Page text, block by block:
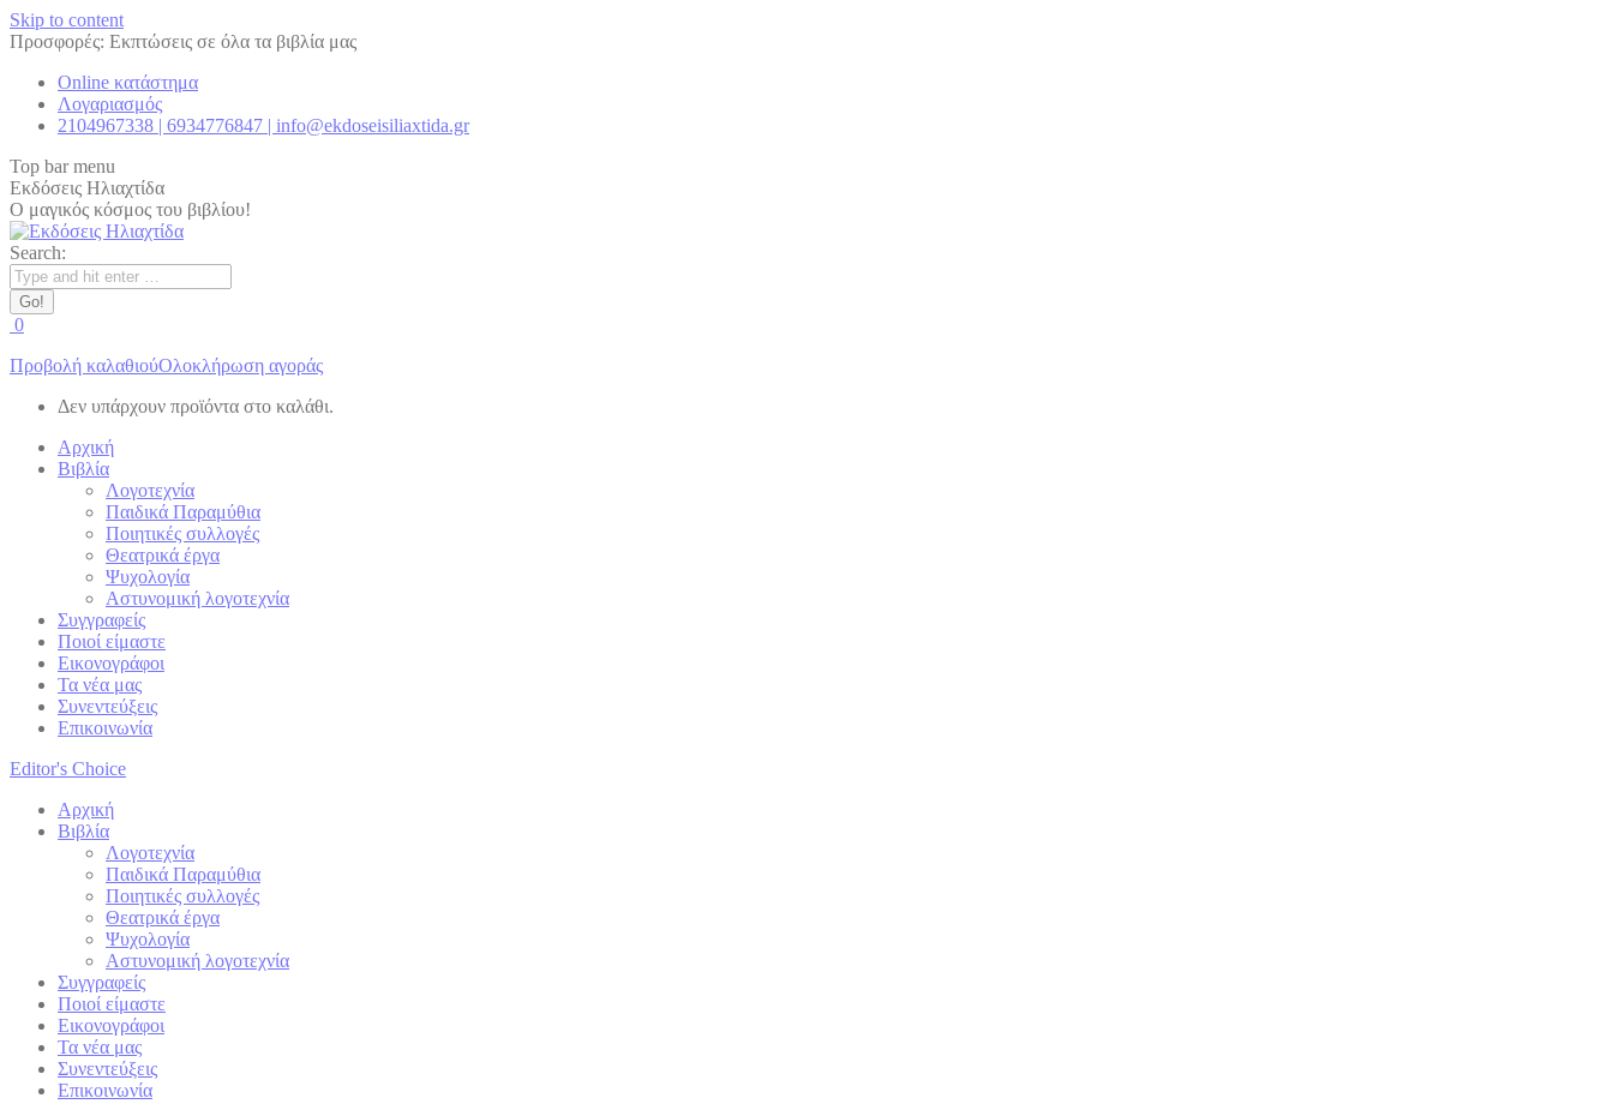
Skip to content
Προσφορές: Εκπτώσεις σε όλα τα βιβλία μας
Online κατάστημα
Λογαριασμός
2104967338 | 6934776847 | info@ekdoseisiliaxtida.gr
Top bar menu
Εκδόσεις Ηλιαχτίδα
Ο μαγικός κόσμος του βιβλίου!
Search:
0
Προβολή καλαθιούΟλοκλήρωση αγοράς
Δεν υπάρχουν προϊόντα στο καλάθι.
Αρχική
Βιβλία
Λογοτεχνία
Παιδικά Παραμύθια
Ποιητικές συλλογές
Θεατρικά έργα
Ψυχολογία
Αστυνομική λογοτεχνία
Συγγραφείς
Ποιοί είμαστε
Εικονογράφοι
Τα νέα μας
Συνεντεύξεις
Επικοινωνία
Editor's Choice
Αρχική
Βιβλία
Λογοτεχνία
Παιδικά Παραμύθια
Ποιητικές συλλογές
Θεατρικά έργα
Ψυχολογία
Αστυνομική λογοτεχνία
Συγγραφείς
Ποιοί είμαστε
Εικονογράφοι
Τα νέα μας
Συνεντεύξεις
Επικοινωνία